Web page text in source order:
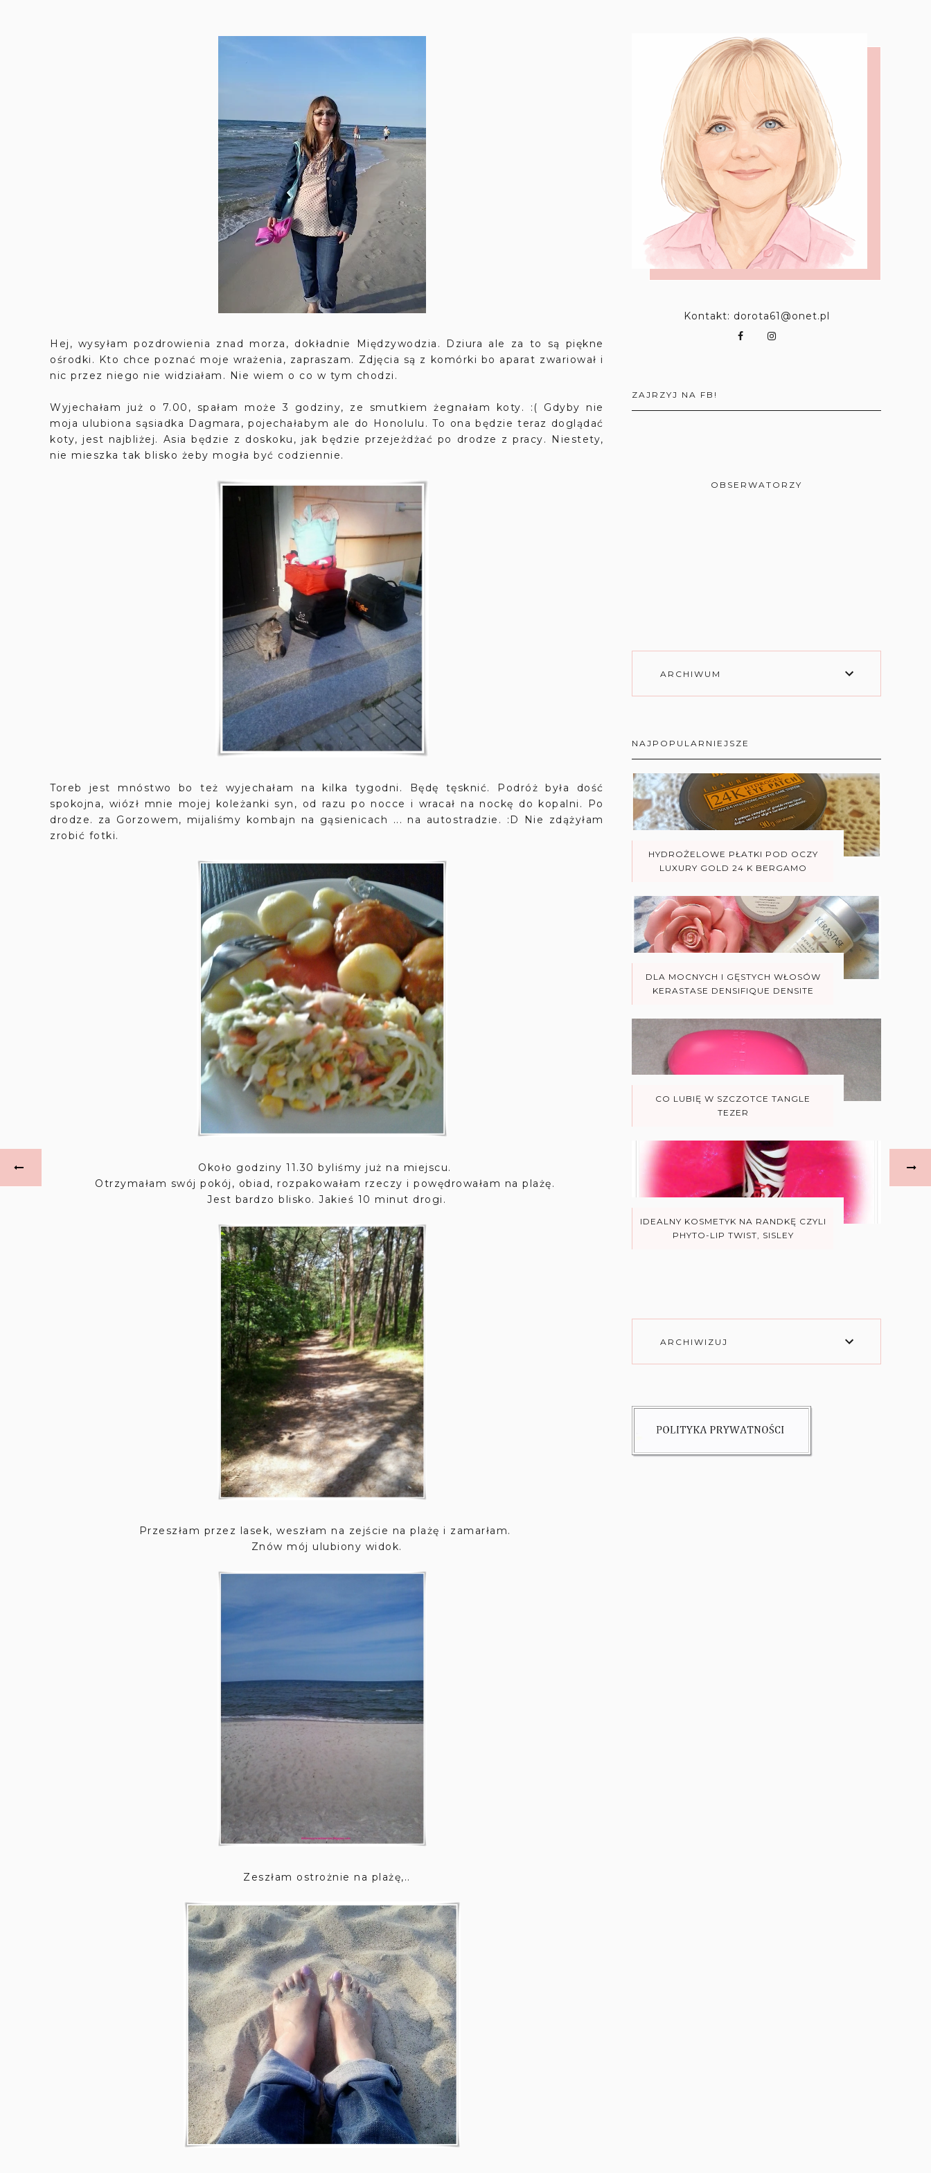
Hej, wysyłam pozdrowienia znad morza, dokładnie Międzywodzia. Dziura ale za to są piękne
ośrodki. Kto chce poznać moje wrażenia, zapraszam. Zdjęcia są z komórki bo aparat zwariował i
nic przez niego nie widziałam. Nie wiem o co w tym chodzi.
Wyjechałam już o 7.00, spałam może 3 godziny, ze smutkiem żegnałam koty. :( Gdyby nie
moja ulubiona sąsiadka Dagmara, pojechałabym ale do Honolulu. To ona będzie teraz doglądać
koty, jest najbliżej. Asia będzie z doskoku, jak będzie przejeżdżać po drodze z pracy. Niestety,
nie mieszka tak blisko żeby mogła być codziennie.
Toreb jest mnóstwo bo też wyjechałam na kilka tygodni. Będę tęsknić. Podróż była dość
spokojna, wiózł mnie mojej koleżanki syn, od razu po nocce i wracał na nockę do kopalni. Po
drodze. za Gorzowem, mijaliśmy kombajn na gąsienicach ... na autostradzie. :D Nie zdążyłam
zrobić fotki.
Około godziny 11.30 byliśmy już na miejscu.
Otrzymałam swój pokój, obiad, rozpakowałam rzeczy i powędrowałam na plażę.
Jest bardzo blisko. Jakieś 10 minut drogi.
Przeszłam przez lasek, weszłam na zejście na plażę i zamarłam.
Znów mój ulubiony widok.
Zeszłam ostrożnie na plażę,..
Kontakt: dorota61@onet.pl
ZAJRZYJ NA FB!
OBSERWATORZY
ARCHIWUM
NAJPOPULARNIEJSZE
HYDROŻELOWE PŁATKI POD OCZY
LUXURY GOLD 24 K BERGAMO
DLA MOCNYCH I GĘSTYCH WŁOSÓW
KERASTASE DENSIFIQUE DENSITE
CO LUBIĘ W SZCZOTCE TANGLE
TEZER
IDEALNY KOSMETYK NA RANDKĘ CZYLI
PHYTO-LIP TWIST, SISLEY
ARCHIWIZUJ